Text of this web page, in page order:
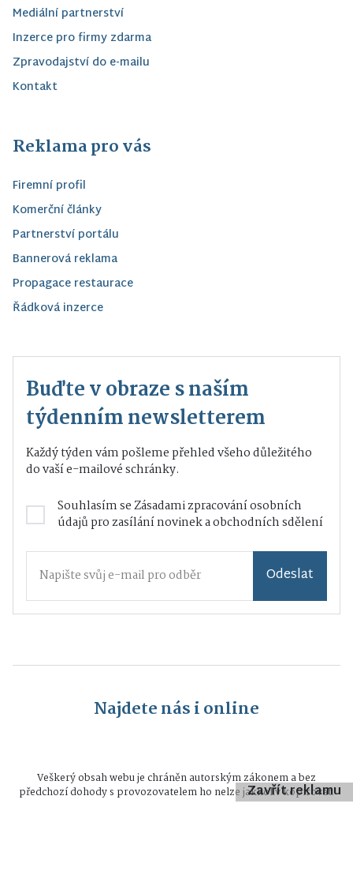
Mediální partnerství
Inzerce pro firmy zdarma
Zpravodajství do e-mailu
Kontakt
Reklama pro vás
Firemní profil
Komerční články
Partnerství portálu
Bannerová reklama
Propagace restaurace
Řádková inzerce
Buďte v obraze s naším
týdenním newsletterem
Každý týden vám pošleme přehled všeho důležitého
do vaší e-mailové schránky.
Souhlasím seZásadami zpracování osobních
údajůpro zasílání novinek a obchodních sdělení
Odeslat
Najdete nás i online
Veškerý obsah webu je chráněn autorským zákonem a bez
předchozí dohody s provozovatelem ho nelze jakkoliv kopírovat.
Zavřít reklamu